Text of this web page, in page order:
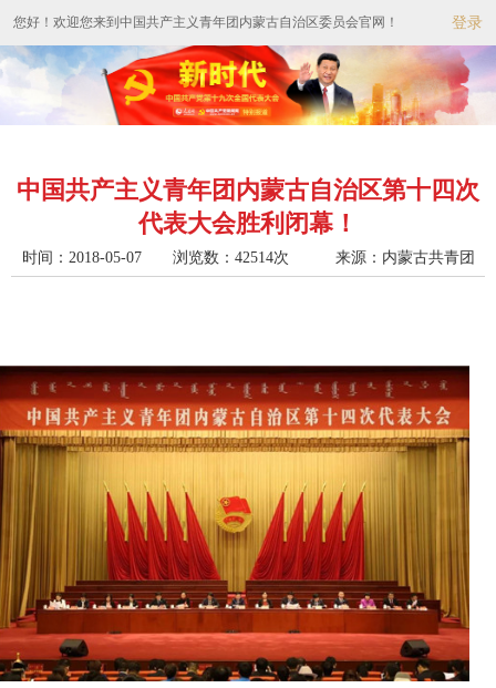
您好！欢迎您来到中国共产主义青年团内蒙古自治区委员会官网！ 登录
中国共产主义青年团内蒙古自治区第十四次
代表大会胜利闭幕！
时间：2018-05-07 浏览数：42514次 来源：内蒙古共青团